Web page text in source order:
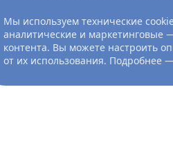
по
встреча полностью
Мы используем технические
аналитические и маркетинговые
контента. Вы можете настроить
от их использования. Подробнее